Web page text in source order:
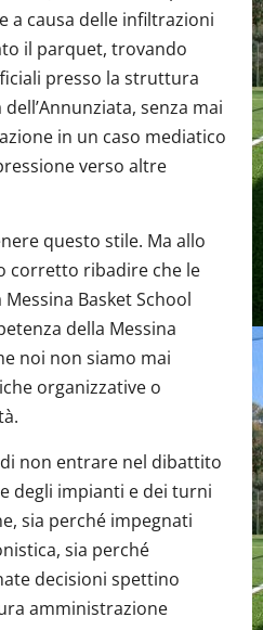
a causa delle infiltrazioni
il parquet, trovando
presso la struttura
senza mai
in un caso mediatico
verso altre
questo stile. Ma allo
corretto ribadire che le
Basket School
della Messina
noi non siamo mai
organizzative o
non entrare nel dibattito
degli impianti e dei turni
sia perché impegnati
sia perché
decisioni spettino
amministrazione